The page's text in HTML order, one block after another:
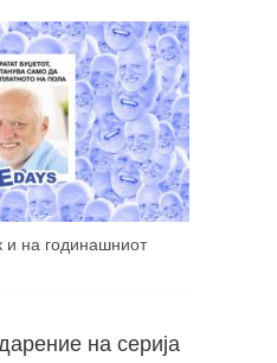
и на годинашниот
на серија